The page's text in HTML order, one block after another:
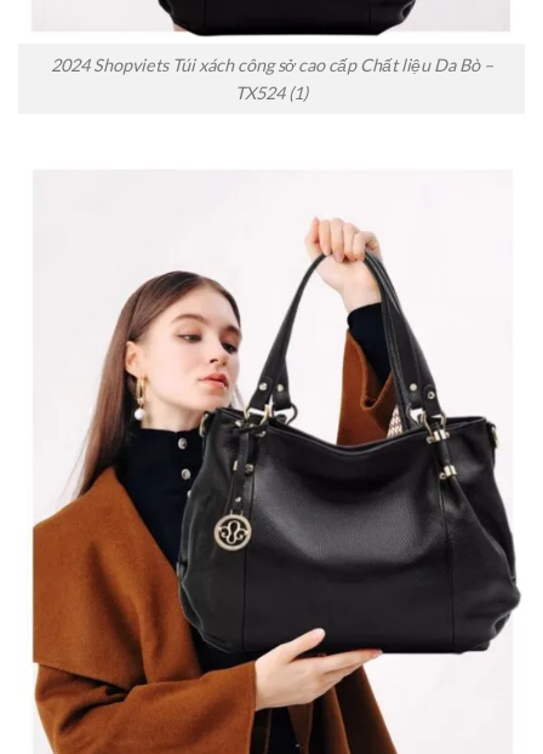
2024 Shopviets Túi xách công sở cao cấp Chất liệu Da Bò –
TX524 (1)